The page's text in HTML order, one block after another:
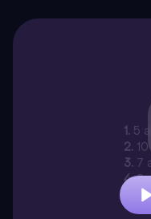
1. 5
2.
3. 7
4. 2